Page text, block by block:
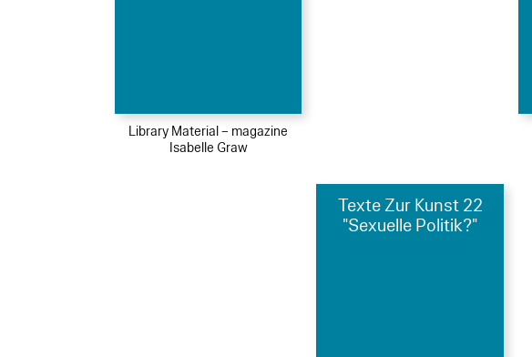
Library Material – magazine
Isabelle Graw
Texte Zur Kunst 22
"Sexuelle Politik?"